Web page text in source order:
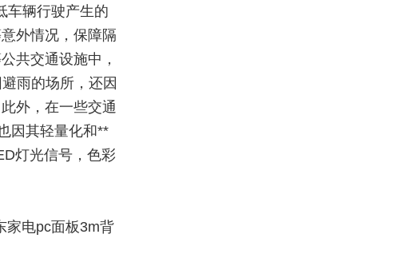
车辆行驶产生的
外情况，保障隔
共交通设施中，
雨的场所，还因
外，在一些交通
因其轻量化和**
灯光信号，色彩
家电pc面板3m背